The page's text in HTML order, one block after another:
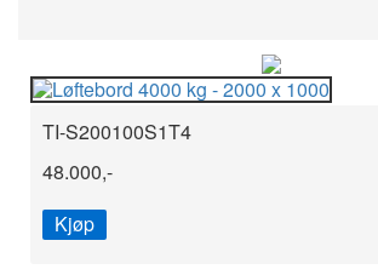
TI-S200100S1T4
48.000,-
Kjøp